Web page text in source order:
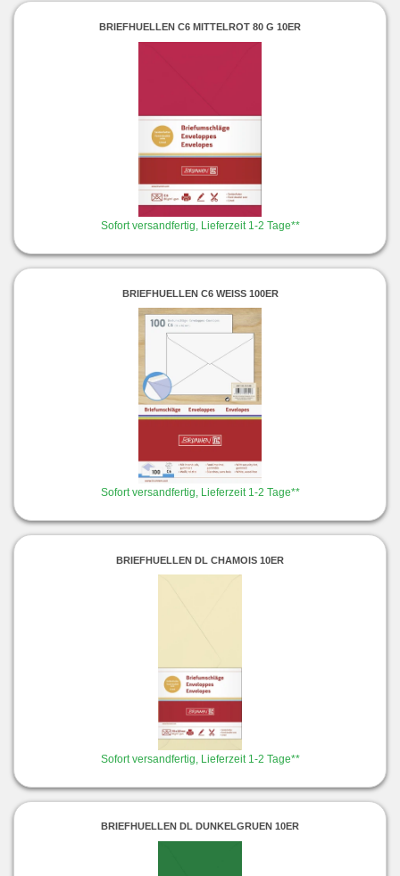
BRIEFHUELLEN C6 MITTELROT 80 G 10ER
Sofort versandfertig, Lieferzeit 1-2 Tage**
BRIEFHUELLEN C6 WEISS 100ER
Sofort versandfertig, Lieferzeit 1-2 Tage**
BRIEFHUELLEN DL CHAMOIS 10ER
Sofort versandfertig, Lieferzeit 1-2 Tage**
BRIEFHUELLEN DL DUNKELGRUEN 10ER